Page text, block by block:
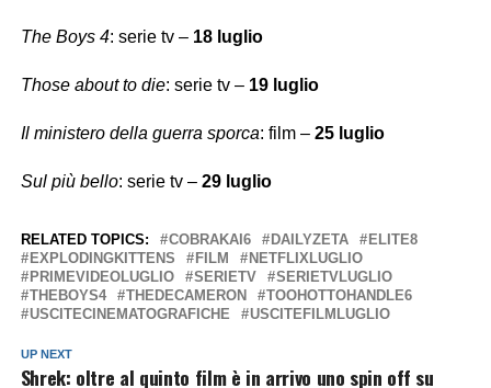
The Boys 4: serie tv – 18 luglio
Those about to die: serie tv – 19 luglio
Il ministero della guerra sporca: film – 25 luglio
Sul più bello: serie tv – 29 luglio
RELATED TOPICS: COBRAKAI6 DAILYZETA
ELITE8
EXPLODINGKITTENS
FILM
NETFLIXLUGLIO
PRIMEVIDEOLUGLIO
SERIETV
SERIETVLUGLIO
THEBOYS4
THEDECAMERON
TOOHOTTOHANDLE6
USCITECINEMATOGRAFICHE
USCITEFILMLUGLIO
UP NEXT
Shrek: oltre al quinto film è in arrivo uno spin off su